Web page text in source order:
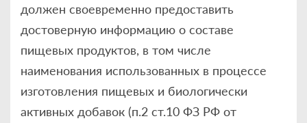
должен своевременно предоставить
достоверную информацию о составе
пищевых продуктов, в том числе
наименования использованных в процессе
изготовления пищевых и биологически
активных добавок (п.2 ст.10 ФЗ РФ от